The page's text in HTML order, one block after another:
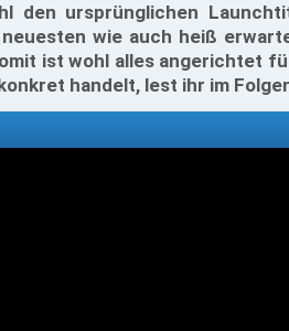
den ursprünglichen
wie auch heiß
ist wohl alles angerichtet
handelt, lest ihr im